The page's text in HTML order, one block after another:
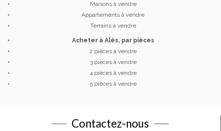
+
Maisons à vendre
+
Appartements à vendre
+
Terrains à vendre
+
Acheter à Alès, par pièces
+
2 pièces à vendre
+
3 pièces à vendre
+
4 pièces à vendre
+
5 pièces à vendre
Contactez-nous